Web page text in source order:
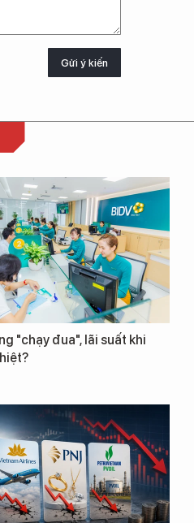
Gửi ý kiến
"chạy đua", lãi suất khi